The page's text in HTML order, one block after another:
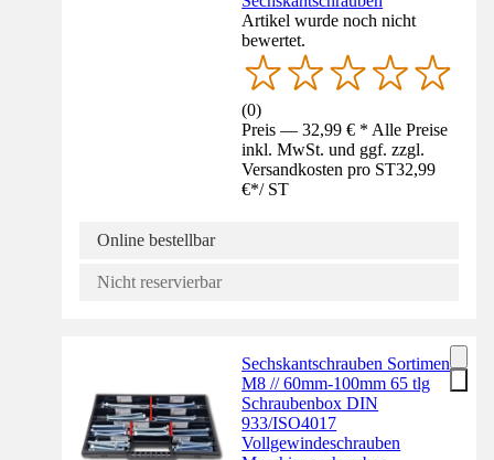
Artikel wurde noch nicht
bewertet.
(0)
Preis — 32,99 € * Alle Preise
inkl. MwSt. und ggf. zzgl.
Versandkosten pro ST32,99
€*/ ST
Online bestellbar
Nicht reservierbar
Sechskantschrauben Sortiment
M8 // 60mm-100mm 65 tlg
Schraubenbox DIN
933/ISO4017
Vollgewindeschrauben